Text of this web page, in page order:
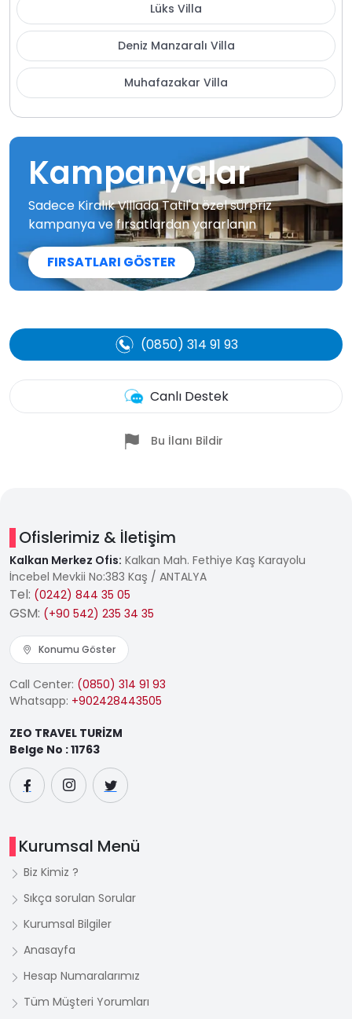
Lüks Villa
Deniz Manzaralı Villa
Muhafazakar Villa
Kampanyalar
Sadece Kiralık Villada Tatil'a özel sürpriz
kampanya ve fırsatlardan yararlanın
FIRSATLARI GÖSTER
(0850) 314 91 93
Canlı Destek
Bu İlanı Bildir
Ofislerimiz & İletişim
Kalkan Merkez Ofis: Kalkan Mah. Fethiye Kaş Karayolu
İncebel Mevkii No:383 Kaş / ANTALYA
Tel: (0242) 844 35 05
GSM: (+90 542) 235 34 35
Konumu Göster
Call Center: (0850) 314 91 93
Whatsapp: +902428443505
ZEO TRAVEL TURİZM
Belge No : 11763
Kurumsal Menü
Biz Kimiz ?
Sıkça sorulan Sorular
Kurumsal Bilgiler
Anasayfa
Hesap Numaralarımız
Tüm Müşteri Yorumları